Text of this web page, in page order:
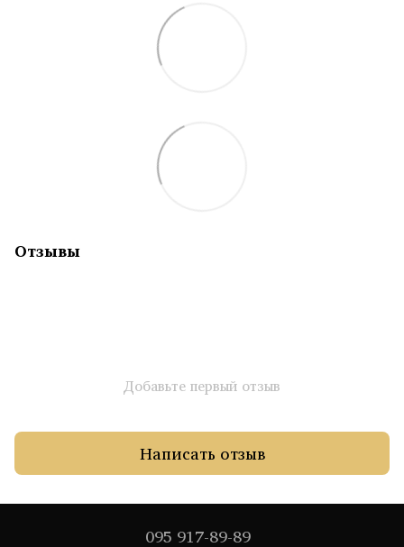
Отзывы
Добавьте первый отзыв
Написать отзыв
095 917-89-89